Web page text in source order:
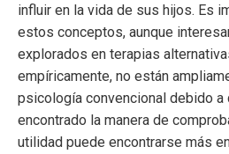
influir en la vida de sus hijos. Es
estos conceptos, aunque
explorados en terapias
empíricamente, no están
psicología convencional debido a
encontrado la manera de
utilidad puede encontrarse más